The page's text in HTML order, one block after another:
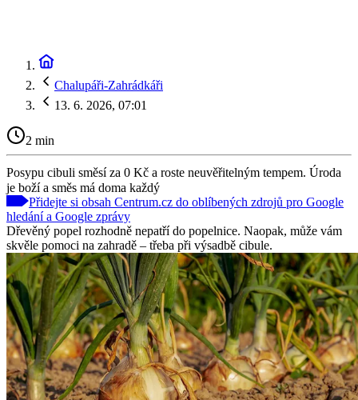
Chalupáři-Zahrádkáři
13. 6. 2026, 07:01
2 min
Posypu cibuli směsí za 0 Kč a roste neuvěřitelným tempem. Úroda
je boží a směs má doma každý
Přidejte si obsah Centrum.cz do oblíbených zdrojů pro Google
hledání a Google zprávy
Dřevěný popel rozhodně nepatří do popelnice. Naopak, může vám
skvěle pomoci na zahradě – třeba při výsadbě cibule.